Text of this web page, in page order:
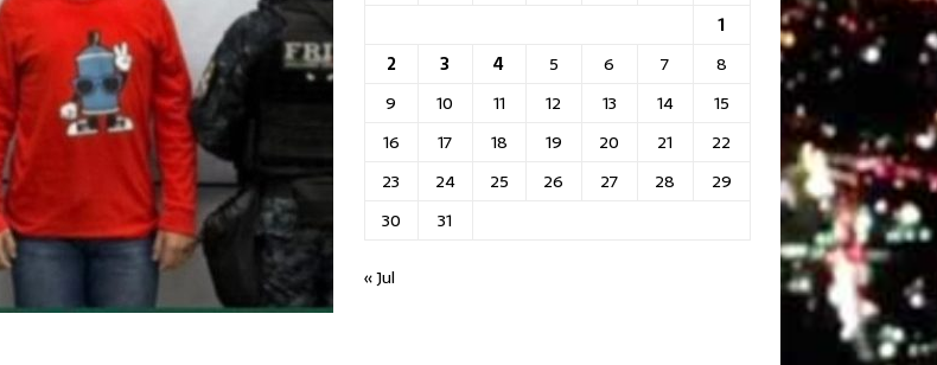
1
2
3 4 5 6 7
8
9
10 11 12 13 14
15
16
17 18 19 20 21
22
23
24 25 26 27 28
29
30
31
« Jul